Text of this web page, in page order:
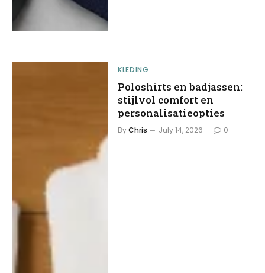
KLEDING
Poloshirts en badjassen:
stijlvol comfort en
personalisatieopties
ByChris July 14, 2026 0